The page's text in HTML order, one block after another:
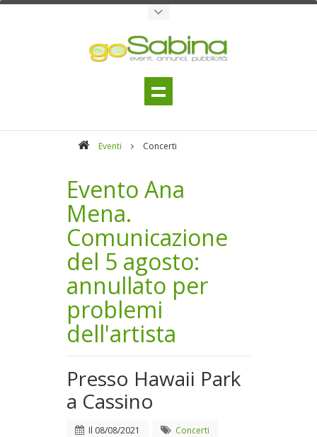
Eventi Concerti
Evento Ana
Mena.
Comunicazione
del 5 agosto:
annullato per
problemi
dell'artista
Presso Hawaii Park
a Cassino
Il 08/08/2021 Concerti